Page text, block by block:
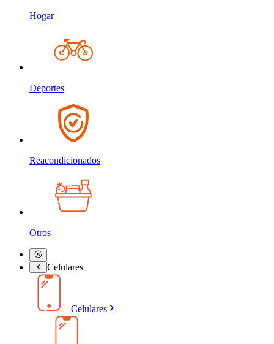
Hogar
Deportes
Reacondicionados
Otros
Celulares
Celulares